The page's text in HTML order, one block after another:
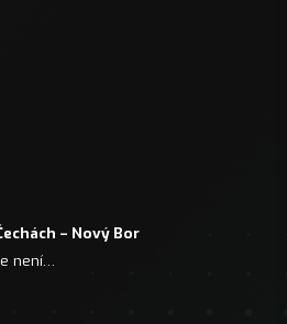
– Nový Bor
není…